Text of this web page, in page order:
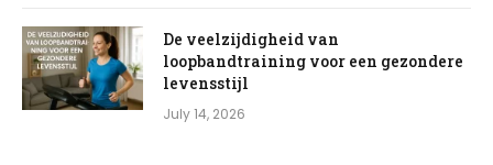
De veelzijdigheid van
loopbandtraining voor een gezondere
levensstijl
July 14, 2026